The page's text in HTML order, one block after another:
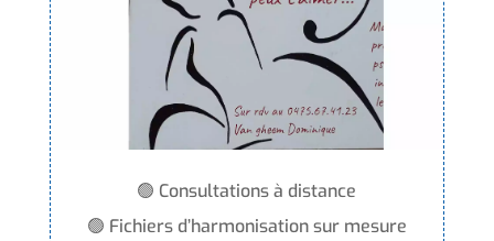
🟢 Consultations à distance
🟢 Fichiers d’harmonisation sur mesure